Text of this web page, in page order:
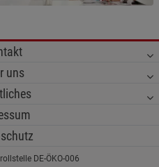
uns
DE-ÖKO-006
(3)
anzeigen